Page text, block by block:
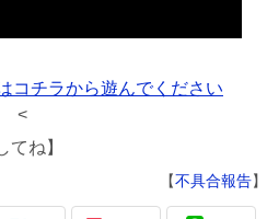
コチラから遊んでください
<
てね】
【不具合報告】